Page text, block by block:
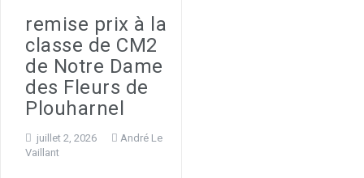
remise prix à la
classe de CM2
de Notre Dame
des Fleurs de
Plouharnel
juillet 2, 2026
André Le
Vaillant